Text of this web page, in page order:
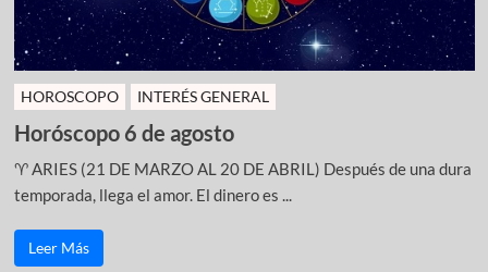
HOROSCOPO INTERÉS GENERAL
Horóscopo 6 de agosto
♈ ARIES (21 DE MARZO AL 20 DE ABRIL) Después de una dura
temporada, llega el amor. El dinero es ...
Leer Más